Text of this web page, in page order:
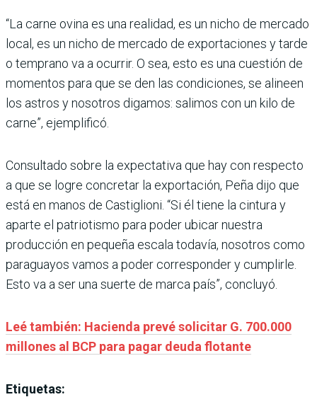
“La carne ovina es una realidad, es un nicho de mercado
local, es un nicho de mercado de exportaciones y tarde
o temprano va a ocurrir. O sea, esto es una cuestión de
momentos para que se den las condiciones, se alineen
los astros y nosotros digamos: salimos con un kilo de
carne”, ejemplificó.
Consultado sobre la expectativa que hay con respecto
a que se logre concretar la exportación, Peña dijo que
está en manos de Castiglioni. “Si él tiene la cintura y
aparte el patriotismo para poder ubicar nuestra
producción en pequeña escala todavía, nosotros como
paraguayos vamos a poder corresponder y cumplirle.
Esto va a ser una suerte de marca país”, concluyó.
Leé también: Hacienda prevé solicitar G. 700.000
millones al BCP para pagar deuda flotante
Etiquetas: